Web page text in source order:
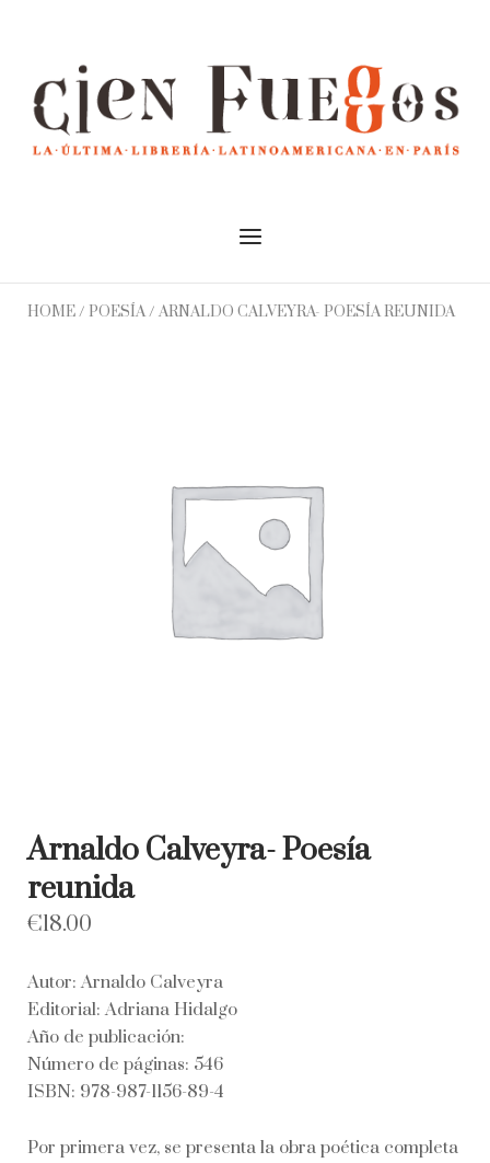
Menu
HOME/ POESÍA/ ARNALDO CALVEYRA- POESÍA REUNIDA
Arnaldo Calveyra- Poesía
reunida
€18.00
Autor: Arnaldo Calveyra
Editorial: Adriana Hidalgo
Año de publicación:
Número de páginas: 546
ISBN: 978-987-1156-89-4
Por primera vez, se presenta la obra poética completa